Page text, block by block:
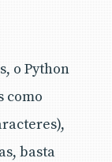
o Python
como
basta